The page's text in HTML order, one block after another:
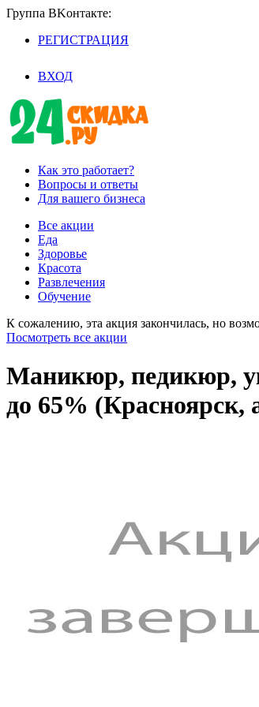
Группа BKoнтaктe:
РЕГИСТРАЦИЯ
ВХОД
Как это работает?
Вопросы и ответы
Для вашего бизнеса
Все акции
Еда
Здоровье
Красота
Развлечения
Обучение
К сожалению, эта акция закончилась, но
Посмотреть все акции
Маникюр, педикюр,
до 65% (Красноярск,